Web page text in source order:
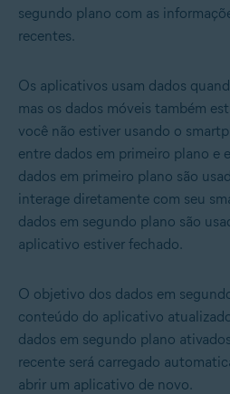
segundo plano com as
recentes.
Os aplicativos usam dados
mas os dados móveis também
você não estiver usando o
entre dados em primeiro plano e
dados em primeiro plano são
interage diretamente com seu
dados em segundo plano são
aplicativo estiver fechado.
O objetivo dos dados em
conteúdo do aplicativo
dados em segundo plano
recente será carregado
abrir um aplicativo de novo.